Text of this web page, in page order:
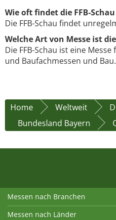
Wie oft findet die FFB-
Die FFB-Schau findet
Welche Art von Messe ist
Die FFB-Schau ist eine
und Baufachmessen und Bau.
Home Weltweit
Bundesland Bayern
Messen nach Branchen
Messen nach Länder